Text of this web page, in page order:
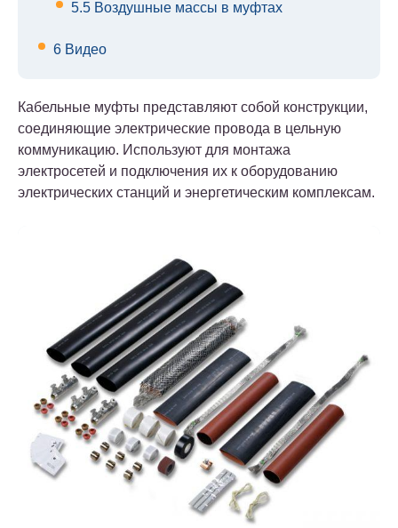
5.5 Воздушные массы в муфтах
6 Видео
Кабельные муфты представляют собой конструкции,
соединяющие электрические провода в цельную
коммуникацию. Используют для монтажа
электросетей и подключения их к оборудованию
электрических станций и энергетическим комплексам.